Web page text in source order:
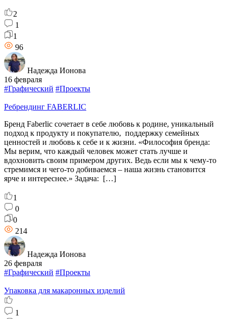
2
1
1
96
Надежда Ионова
16 февраля
#Графический #Проекты
Ребрендинг FABERLIC
Бренд Faberlic сочетает в себе любовь к родине, уникальный
подход к продукту и покупателю, поддержку семейных
ценностей и любовь к себе и к жизни. «Философия бренда:
Мы верим, что каждый человек может стать лучше и
вдохновить своим примером других. Ведь если мы к чему-то
стремимся и чего-то добиваемся – наша жизнь становится
ярче и интереснее.» Задача: […]
1
0
0
214
Надежда Ионова
26 февраля
#Графический #Проекты
Упаковка для макаронных изделий
1